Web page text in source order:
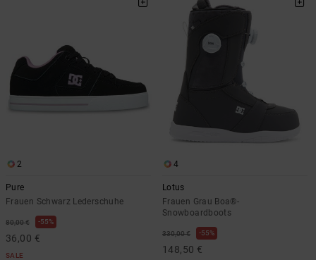
2
Pure
Frauen Schwarz Lederschuhe
80,00 € 55%
36,00 €
SALE
4
Lotus
Frauen Grau Boa®-
Snowboardboots
330,00 € 55%
148,50 €